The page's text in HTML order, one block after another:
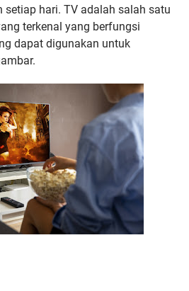
hari. TV adalah salah satu
terkenal yang berfungsi
dapat digunakan untuk